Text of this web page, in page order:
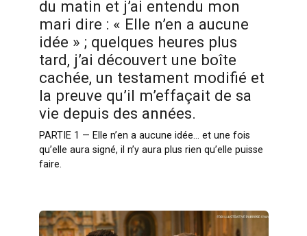
du matin et j’ai entendu mon
mari dire : « Elle n’en a aucune
idée » ; quelques heures plus
tard, j’ai découvert une boîte
cachée, un testament modifié et
la preuve qu’il m’effaçait de sa
vie depuis des années.
PARTIE 1 — Elle n’en a aucune idée… et une fois
qu’elle aura signé, il n’y aura plus rien qu’elle puisse
faire.